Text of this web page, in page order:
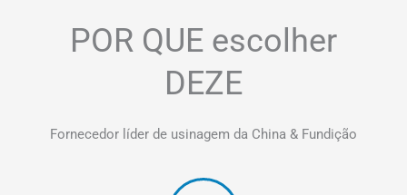
POR QUE escolher
DEZE
Fornecedor líder de usinagem da China & Fundição